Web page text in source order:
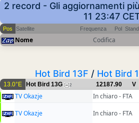
2 record - Gli aggiornamenti
11 23:47
Pos Satellite Frequenza Pol
Nome Codifica
Hot Bird 13F / Hot Bird
13.0°E Hot Bird 13G 2 12187.90 V
TV Okazje In chiaro - FTA
TV Okazje
In chiaro - FTA